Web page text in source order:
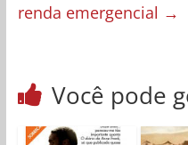
renda emergencial →
Você pode